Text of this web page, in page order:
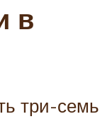
в
три-семь